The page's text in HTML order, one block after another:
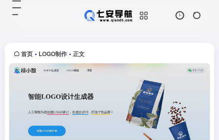
首页 • LOGO制作 • 正文